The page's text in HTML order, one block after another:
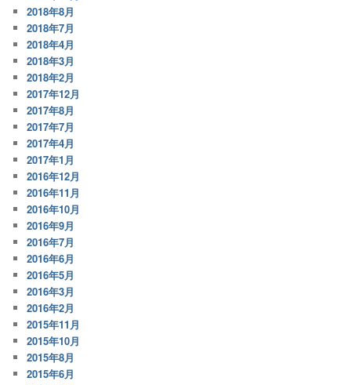
2018年8月
2018年7月
2018年4月
2018年3月
2018年2月
2017年12月
2017年8月
2017年7月
2017年4月
2017年1月
2016年12月
2016年11月
2016年10月
2016年9月
2016年7月
2016年6月
2016年5月
2016年3月
2016年2月
2015年11月
2015年10月
2015年8月
2015年6月